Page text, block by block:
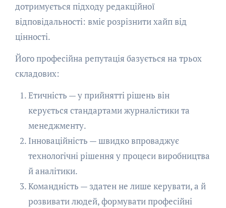
дотримується підходу редакційної
відповідальності: вміє розрізнити хайп від
цінності.
Його професійна репутація базується на трьох
складових:
Етичність — у прийнятті рішень він
керується стандартами журналістики та
менеджменту.
Інноваційність — швидко впроваджує
технологічні рішення у процеси виробництва
й аналітики.
Командність — здатен не лише керувати, а й
розвивати людей, формувати професійні